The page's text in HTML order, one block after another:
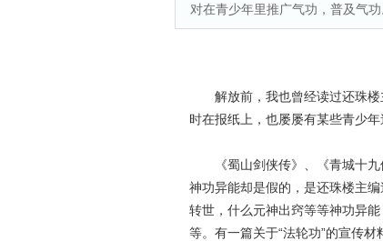
对在青少年里推广气功，普及气功
解放前，我也曾经读过还珠楼
时在报纸上，也屡屡有某些青少
《蜀山剑侠传》、《青城十九
神功异能却是假的，是还珠楼主
转世，什么元神出窍等等神功异
等。有一篇关于“法轮功”的宣传